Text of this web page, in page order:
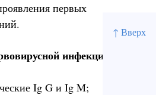
↑ Вверх
первых
инфекции
Ig G и Ig M;